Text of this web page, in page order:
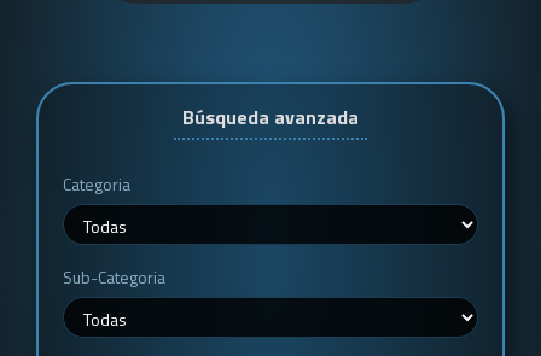
Búsqueda avanzada
Categoria
Sub-Categoria